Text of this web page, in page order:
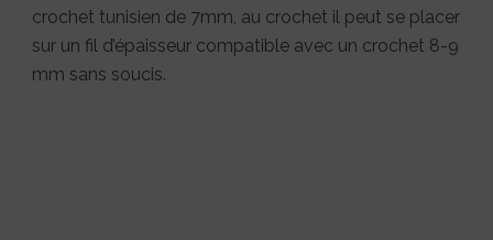
crochet tunisien de 7mm, au crochet il peut se placer
sur un fil d’épaisseur compatible avec un crochet 8-9
mm sans soucis.